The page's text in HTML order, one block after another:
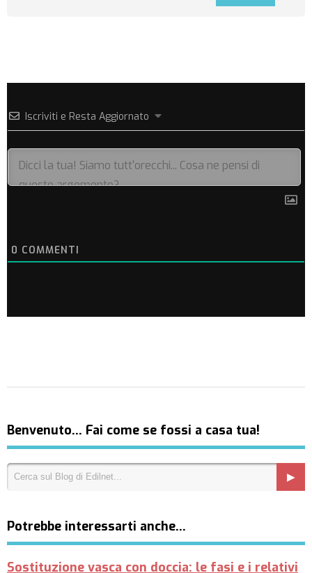
Iscriviti e Resta Aggiornato
0 COMMENTI
Benvenuto… Fai come se fossi a casa tua!
Potrebbe interessarti anche…
Sostituzione vasca con doccia: le fasi e i relativi